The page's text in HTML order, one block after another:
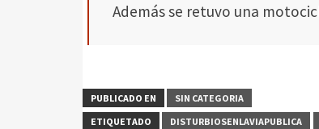
Además se retuvo una
PUBLICADO EN
SIN CATEGORIA
ETIQUETADO
DISTURBIOSENLAVIAPUBLICA